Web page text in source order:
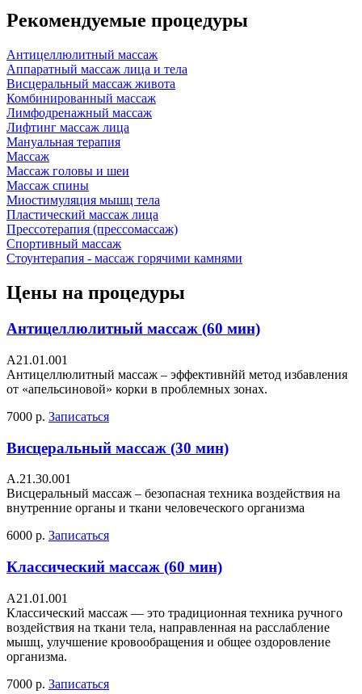
Рекомендуемые процедуры
Антицеллюлитный массаж
Аппаратный массаж лица и тела
Висцеральный массаж живота
Комбинированный массаж
Лимфодренажный массаж
Лифтинг массаж лица
Мануальная терапия
Массаж
Массаж головы и шеи
Массаж спины
Миостимуляция мышц тела
Пластический массаж лица
Прессотерапия (прессомассаж)
Спортивный массаж
Стоунтерапия - массаж горячими камнями
Цены на процедуры
Антицеллюлитный массаж (60 мин)
A21.01.001
Антицеллюлитный массаж – эффективнйй метод избавления
от «апельсиновой» корки в проблемных зонах.
7000 р. Записаться
Висцеральный массаж (30 мин)
А.21.30.001
Висцеральный массаж – безопасная техника воздействия на
внутренние органы и ткани человеческого организма
6000 р. Записаться
Классический массаж (60 мин)
A21.01.001
Классический массаж — это традиционная техника ручного
воздействия на ткани тела, направленная на расслабление
мышц, улучшение кровообращения и общее оздоровление
организма.
7000 р. Записаться